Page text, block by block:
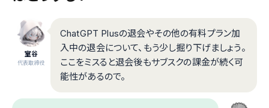
室谷
代表取締役
ChatGPT Plusの退会やその他の有料プラン加
入中の退会について、もう少し掘り下げましょう。
ここをミスると退会後もサブスクの課金が続く可
能性があるので。